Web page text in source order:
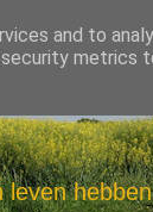
leven
and to
metrics